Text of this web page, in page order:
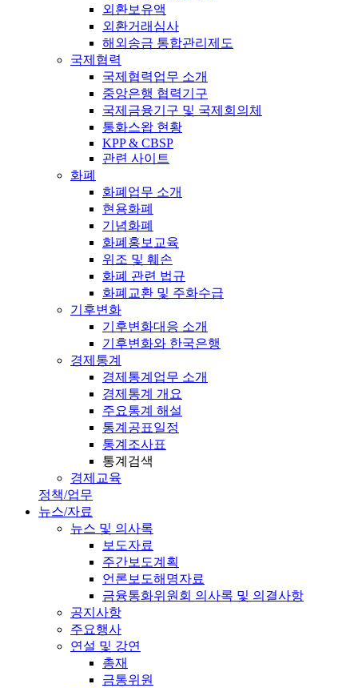
외환보유액
외환거래심사
해외송금 통합관리제도
국제협력
국제협력업무 소개
중앙은행 협력기구
국제금융기구 및 국제회의체
통화스왑 현황
KPP & CBSP
관련 사이트
화폐
화폐업무 소개
현용화폐
기념화폐
화폐홍보교육
위조 및 훼손
화폐 관련 법규
화폐교환 및 주화수급
기후변화
기후변화대응 소개
기후변화와 한국은행
경제통계
경제통계업무 소개
경제통계 개요
주요통계 해설
통계공표일정
통계조사표
통계검색
경제교육
정책/업무
뉴스/자료
뉴스 및 의사록
보도자료
주간보도계획
언론보도해명자료
금융통화위원회 의사록 및 의결사항
공지사항
주요행사
연설 및 강연
총재
금통위원